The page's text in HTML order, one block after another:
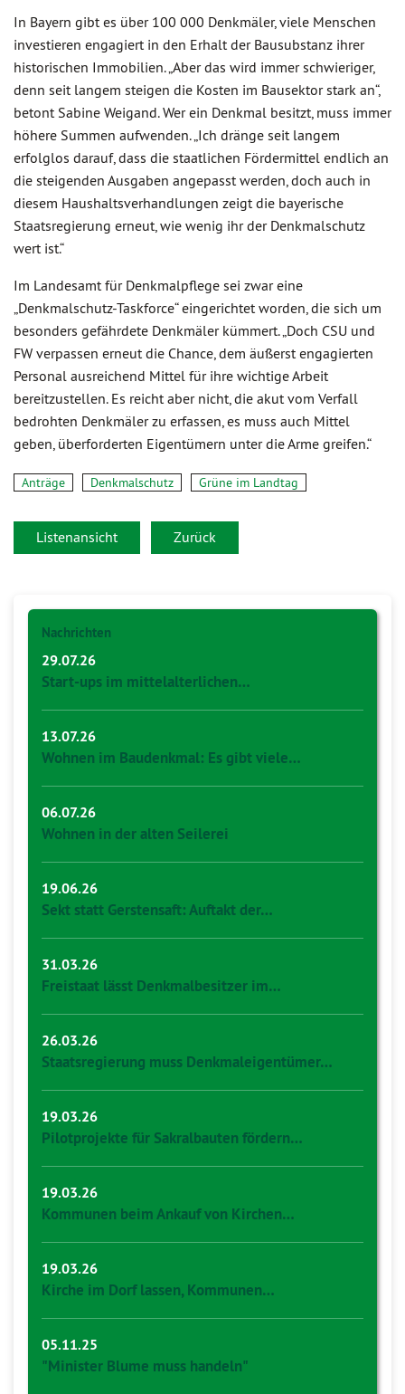
In Bayern gibt es über 100 000 Denkmäler, viele Menschen
investieren engagiert in den Erhalt der Bausubstanz ihrer
historischen Immobilien. „Aber das wird immer schwieriger,
denn seit langem steigen die Kosten im Bausektor stark an“,
betont Sabine Weigand. Wer ein Denkmal besitzt, muss immer
höhere Summen aufwenden. „Ich dränge seit langem
erfolglos darauf, dass die staatlichen Fördermittel endlich an
die steigenden Ausgaben angepasst werden, doch auch in
diesem Haushaltsverhandlungen zeigt die bayerische
Staatsregierung erneut, wie wenig ihr der Denkmalschutz
wert ist.“
Im Landesamt für Denkmalpflege sei zwar eine
„Denkmalschutz-Taskforce“ eingerichtet worden, die sich um
besonders gefährdete Denkmäler kümmert. „Doch CSU und
FW verpassen erneut die Chance, dem äußerst engagierten
Personal ausreichend Mittel für ihre wichtige Arbeit
bereitzustellen. Es reicht aber nicht, die akut vom Verfall
bedrohten Denkmäler zu erfassen, es muss auch Mittel
geben, überforderten Eigentümern unter die Arme greifen.“
Anträge Denkmalschutz Grüne im Landtag
Listenansicht Zurück
Nachrichten
29.07.26
Start-ups im mittelalterlichen…
13.07.26
Wohnen im Baudenkmal: Es gibt viele…
06.07.26
Wohnen in der alten Seilerei
19.06.26
Sekt statt Gerstensaft: Auftakt der…
31.03.26
Freistaat lässt Denkmalbesitzer im…
26.03.26
Staatsregierung muss Denkmaleigentümer…
19.03.26
Pilotprojekte für Sakralbauten fördern…
19.03.26
Kommunen beim Ankauf von Kirchen…
19.03.26
Kirche im Dorf lassen, Kommunen…
05.11.25
"Minister Blume muss handeln"